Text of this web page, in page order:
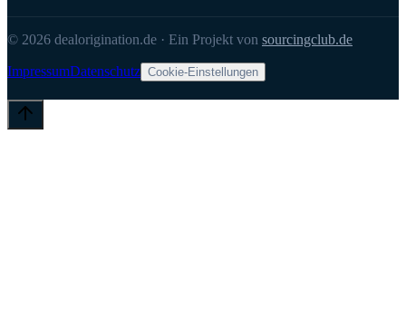
© 2026 dealorigination.de · Ein Projekt von sourcingclub.de
ImpressumDatenschutz Cookie-Einstellungen